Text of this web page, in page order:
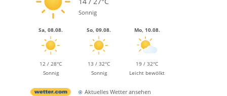
Sonnig
Sa, 08.08.
12 / 28°C
Sonnig
So, 09.08.
13 / 32°C
Sonnig
Mo, 10.08.
19 / 32°C
Leicht bewölkt
Aktuelles Wetter ansehen